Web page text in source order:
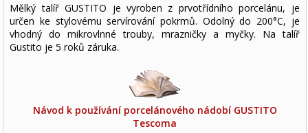
Mělký talíř GUSTITO je vyroben z prvotřídního porcelánu, je
určen ke stylovému servírování pokrmů. Odolný do 200°C, je
vhodný do mikrovlnné trouby, mrazničky a myčky. Na talíř
Gustito je 5 roků záruka.
Návod k používání porcelánového nádobí GUSTITO
Tescoma